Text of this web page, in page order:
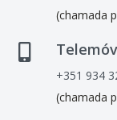
(chamada

+351 934
(chamada